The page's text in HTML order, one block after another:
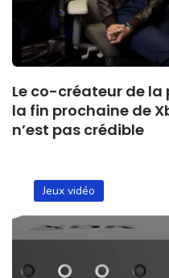
Le co-créateur de la
la fin prochaine de
n’est pas crédible
Jeux vidéo